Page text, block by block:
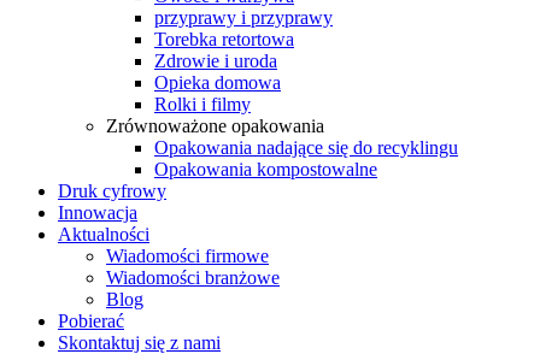
przyprawy i przyprawy
Torebka retortowa
Zdrowie i uroda
Opieka domowa
Rolki i filmy
Zrównoważone opakowania
Opakowania nadające się do recyklingu
Opakowania kompostowalne
Druk cyfrowy
Innowacja
Aktualności
Wiadomości firmowe
Wiadomości branżowe
Blog
Pobierać
Skontaktuj się z nami